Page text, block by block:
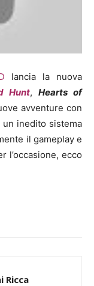
lancia la nuova
Hunt, Hearts of
avventure con
inedito sistema
il gameplay e
l’occasione, ecco
Ricca